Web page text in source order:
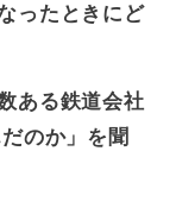
ったときにど
ある鉄道会社
のか」を聞